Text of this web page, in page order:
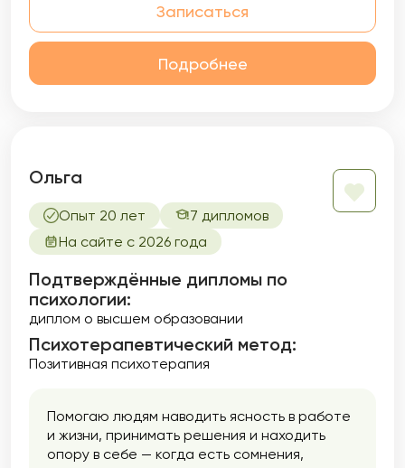
Записаться
Подробнее
Ольга
Опыт 20 лет
7 дипломов
На сайте с 2026 года
Подтверждённые дипломы по
психологии:
диплом о высшем образовании
Психотерапевтический метод:
Позитивная психотерапия
Помогаю людям наводить ясность в работе
и жизни, принимать решения и находить
опору в себе — когда есть сомнения,